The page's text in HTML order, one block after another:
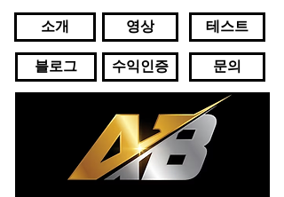
소개 영상
수익인증
테스트
문의
블로그